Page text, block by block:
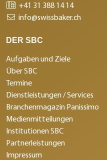
+41 31 388 14 14
info@swissbaker.ch
DER SBC
Aufgaben und Ziele
Über SBC
Termine
Dienstleistungen / Services
Branchenmagazin Panissimo
Medienmitteilungen
Institutionen SBC
Partnerleistungen
Impressum